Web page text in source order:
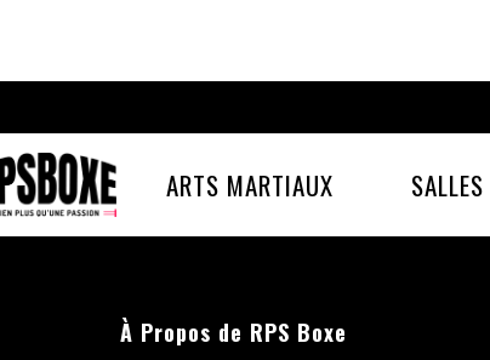
ARTS MARTIAUX SALLES
À Propos de RPS Boxe